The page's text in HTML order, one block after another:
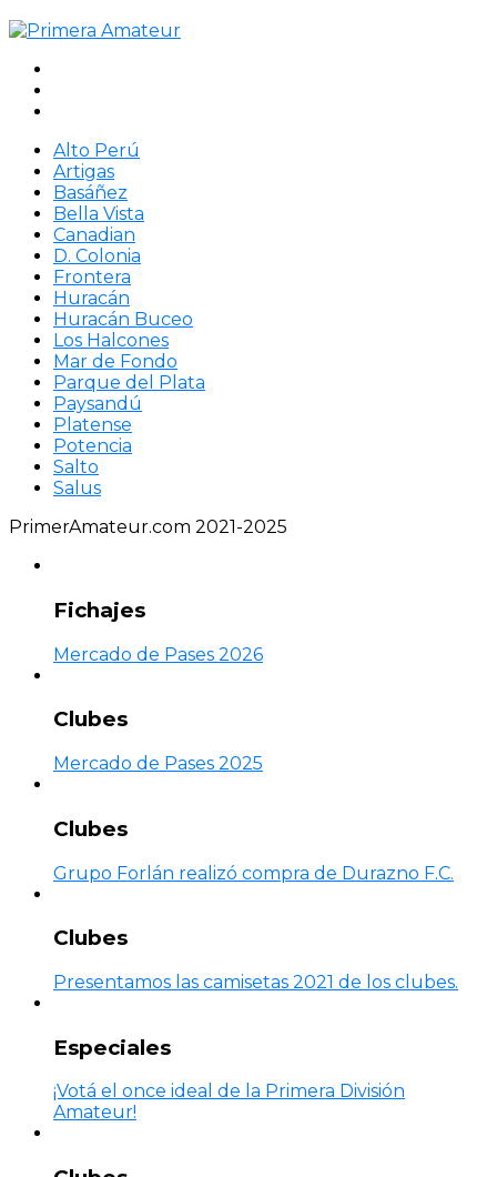
Alto Perú
Artigas
Basáñez
Bella Vista
Canadian
D. Colonia
Frontera
Huracán
Huracán Buceo
Los Halcones
Mar de Fondo
Parque del Plata
Paysandú
Platense
Potencia
Salto
Salus
PrimerAmateur.com 2021-2025
Fichajes
Mercado de Pases 2026
Clubes
Mercado de Pases 2025
Clubes
Grupo Forlán realizó compra de Durazno F.C.
Clubes
Presentamos las camisetas 2021 de los clubes.
Especiales
¡Votá el once ideal de la Primera División
Amateur!